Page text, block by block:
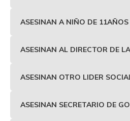
ASESINAN A NIÑO DE 11AÑOS
ASESINAN AL DIRECTOR DE
ASESINAN OTRO LIDER
ASESINAN SECRETARIO DE